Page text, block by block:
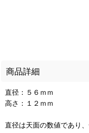
商品詳細
直径：５６ｍｍ
高さ：１２ｍｍ
直径は天面の数値であり